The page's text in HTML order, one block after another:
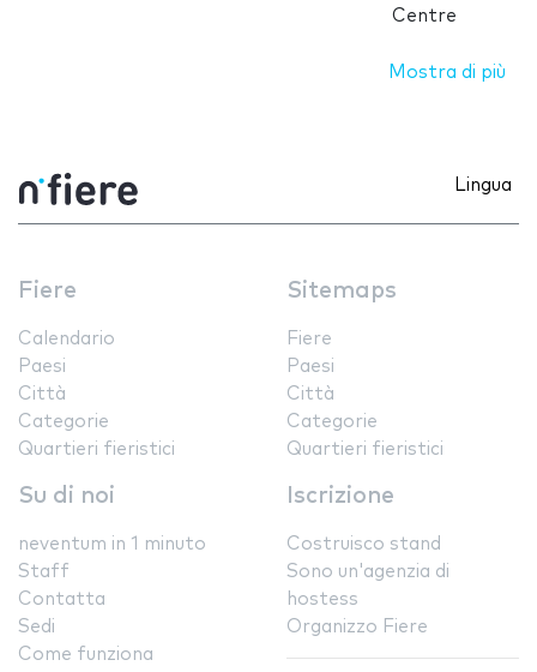
Centre
Mostra di più
Lingua
Fiere
Calendario
Paesi
Città
Categorie
Quartieri fieristici
Sitemaps
Fiere
Paesi
Città
Categorie
Quartieri fieristici
Su di noi
neventum in 1 minuto
Staff
Contatta
Sedi
Come funziona
Iscrizione
Costruisco stand
Sono un'agenzia di
hostess
Organizzo Fiere